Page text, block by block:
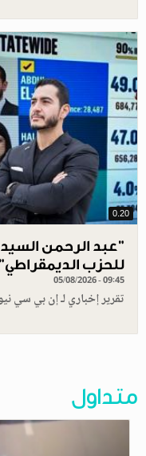
0.20
"عبد الرحمن السيد
للحزب الديمقراطي"
05/08/2026 - 09:45
تقرير إخباري لـ إن بي سي
متداول